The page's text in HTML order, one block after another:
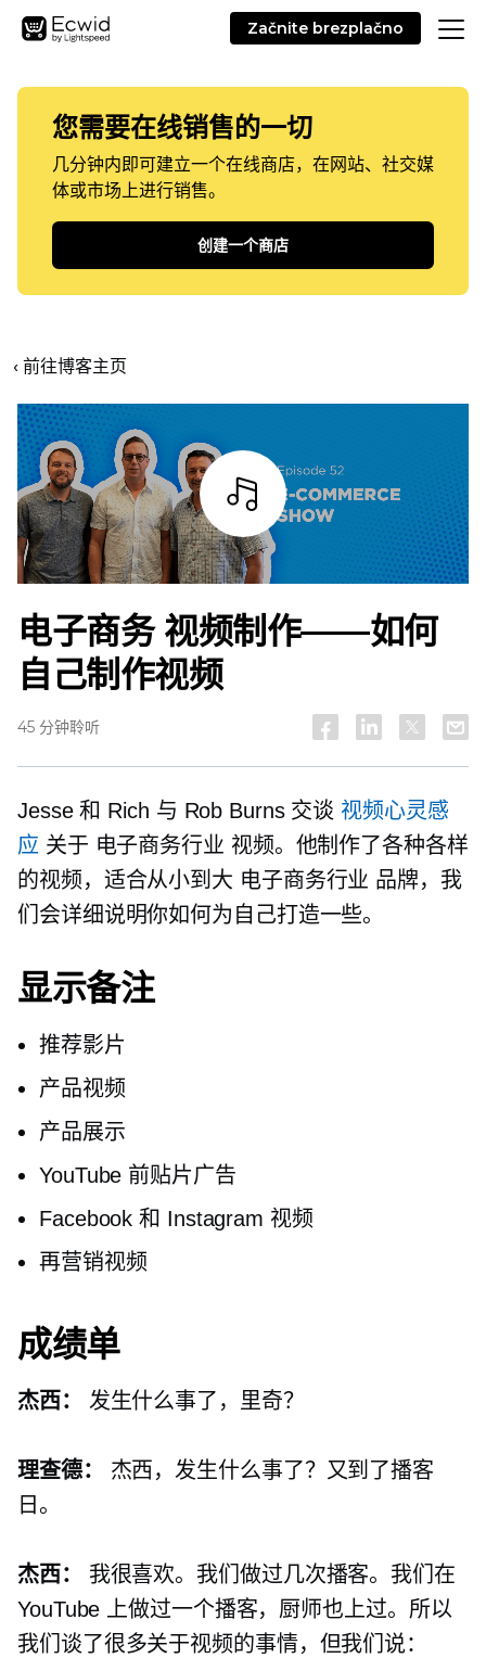
Začnite brezplačno
您需要在线销售的一切
几分钟内即可建立一个在线商店，在网站、社交媒
体或市场上进行销售。
创建一个商店
‹ 前往博客主页
试听
电子商务视频制作——如何
自己制作视频
45 分钟聆听
Jesse 和 Rich 与 Rob Burns 交谈 视频心灵感
应 关于 电子商务行业 视频。他制作了各种各样
的视频，适合从小到大 电子商务行业 品牌，我
们会详细说明你如何为自己打造一些。
显示备注
推荐影片
产品视频
产品展示
YouTube 前贴片广告
Facebook 和 Instagram 视频
再营销视频
成绩单
杰西： 发生什么事了，里奇？
理查德：
杰西，发生什么事了？又到了播客
日。
杰西：
我很喜欢。我们做过几次播客。我们在
YouTube 上做过一个播客，厨师也上过。所以
我们谈了很多关于视频的事情，但我们说：